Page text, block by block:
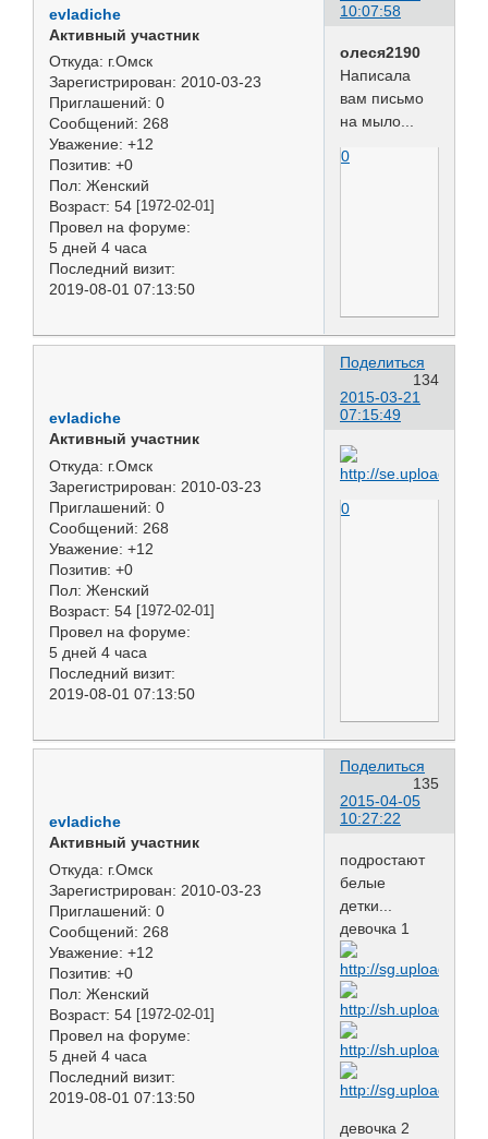
10:07:58
evladiche
Активный участник
Откуда: г.Омск
Зарегистрирован: 2010-03-23
Приглашений: 0
Сообщений: 268
Уважение: +12
Позитив: +0
Пол: Женский
Возраст: 54 [1972-02-01]
Провел на форуме:
5 дней 4 часа
Последний визит:
2019-08-01 07:13:50
олеся2190
Написала
вам письмо
на мыло...
0
Поделиться
134
2015-03-21
07:15:49
evladiche
Активный участник
Откуда: г.Омск
Зарегистрирован: 2010-03-23
Приглашений: 0
Сообщений: 268
Уважение: +12
Позитив: +0
Пол: Женский
Возраст: 54 [1972-02-01]
Провел на форуме:
5 дней 4 часа
Последний визит:
2019-08-01 07:13:50
0
Поделиться
135
2015-04-05
10:27:22
evladiche
Активный участник
Откуда: г.Омск
Зарегистрирован: 2010-03-23
Приглашений: 0
Сообщений: 268
Уважение: +12
Позитив: +0
Пол: Женский
Возраст: 54 [1972-02-01]
Провел на форуме:
5 дней 4 часа
Последний визит:
2019-08-01 07:13:50
подростают
белые
детки...
девочка 1
девочка 2